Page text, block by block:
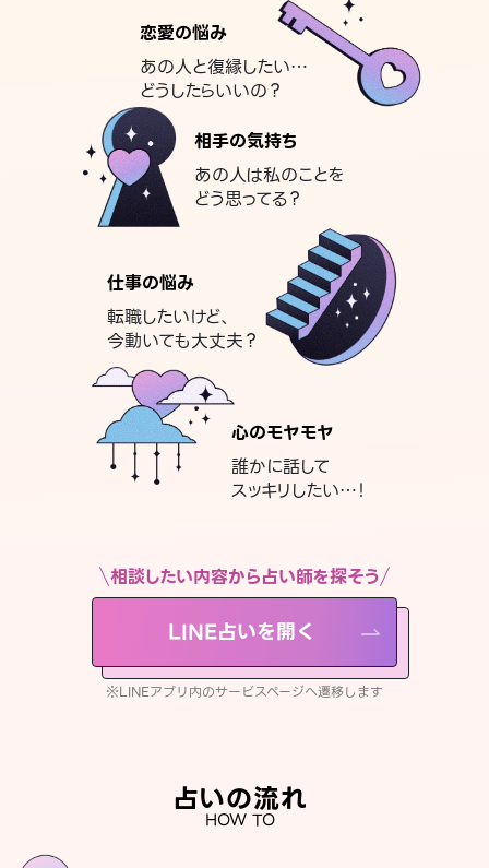
恋愛の悩み
あの人と復縁したい…
どうしたらいいの？
相手の気持ち
あの人は私のことを
どう思ってる？
仕事の悩み
転職したいけど、
今動いても大丈夫？
心のモヤモヤ
誰かに話して
スッキリしたい…！
相談したい内容から占い師を探そう
LINE占いを開く
※LINEアプリ内のサービスページへ遷移します
占いの流れ
HOW TO